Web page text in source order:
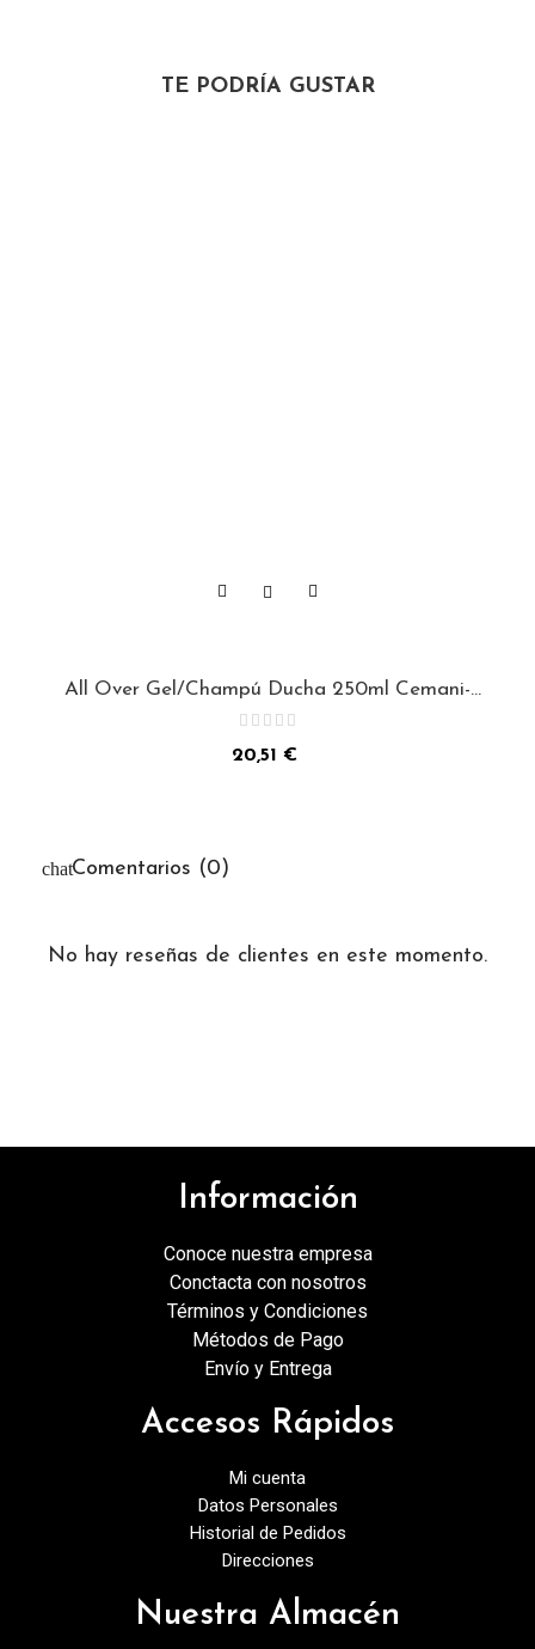
TE PODRÍA GUSTAR
All Over Gel/Champú Ducha 250ml Cemani-
Selective
Precio
20,51 €
Comentarios (0)
No hay reseñas de clientes en este momento.
Información
Conoce nuestra empresa
Conctacta con nosotros
Términos y Condiciones
Métodos de Pago
Envío y Entrega
Accesos Rápidos
Mi cuenta
Datos Personales
Historial de Pedidos
Direcciones
Nuestra Almacén